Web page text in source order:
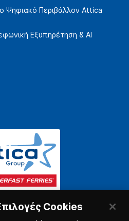
Ψηφιακό Περιβάλλον Attica
Εξυπηρέτηση & AI
Cookies